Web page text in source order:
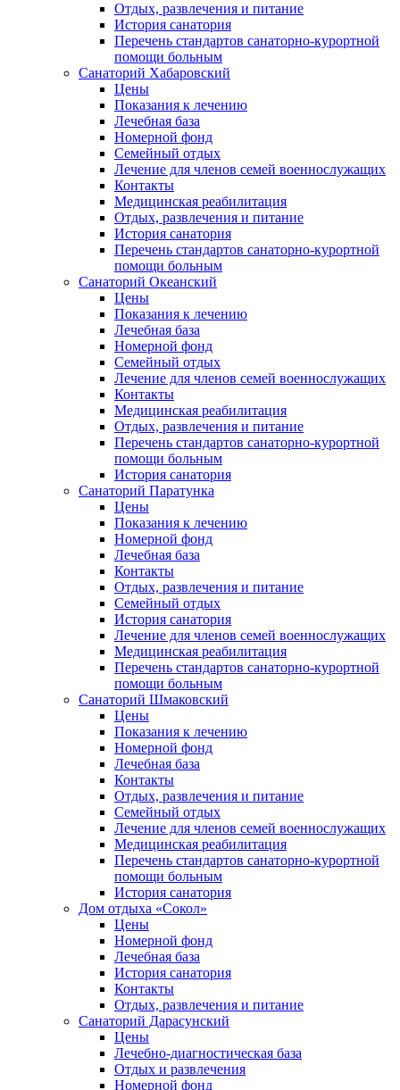
Отдых, развлечения и питание
История санатория
Перечень стандартов санаторно-курортной
помощи больным
Санаторий Хабаровский
Цены
Показания к лечению
Лечебная база
Номерной фонд
Семейный отдых
Лечение для членов семей военнослужащих
Контакты
Медицинская реабилитация
Отдых, развлечения и питание
История санатория
Перечень стандартов санаторно-курортной
помощи больным
Санаторий Океанский
Цены
Показания к лечению
Лечебная база
Номерной фонд
Семейный отдых
Лечение для членов семей военнослужащих
Контакты
Медицинская реабилитация
Отдых, развлечения и питание
Перечень стандартов санаторно-курортной
помощи больным
История санатория
Санаторий Паратунка
Цены
Показания к лечению
Номерной фонд
Лечебная база
Контакты
Отдых, развлечения и питание
Семейный отдых
История санатория
Лечение для членов семей военнослужащих
Медицинская реабилитация
Перечень стандартов санаторно-курортной
помощи больным
Санаторий Шмаковский
Цены
Показания к лечению
Номерной фонд
Лечебная база
Контакты
Отдых, развлечения и питание
Семейный отдых
Лечение для членов семей военнослужащих
Медицинская реабилитация
Перечень стандартов санаторно-курортной
помощи больным
История санатория
Дом отдыха «Сокол»
Цены
Номерной фонд
Лечебная база
История санатория
Контакты
Отдых, развлечения и питание
Санаторий Дарасунский
Цены
Лечебно-диагностическая база
Отдых и развлечения
Номерной фонд